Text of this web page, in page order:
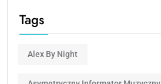
Tags
Alex By Night